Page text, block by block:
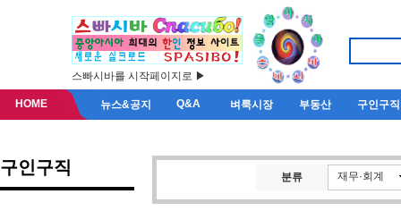
스빠시바를 시작페이지로 ▶
HOME 뉴스&공지 Q&A 벼룩시장 부동산 구인구직
구인구직 분류 재무·회계